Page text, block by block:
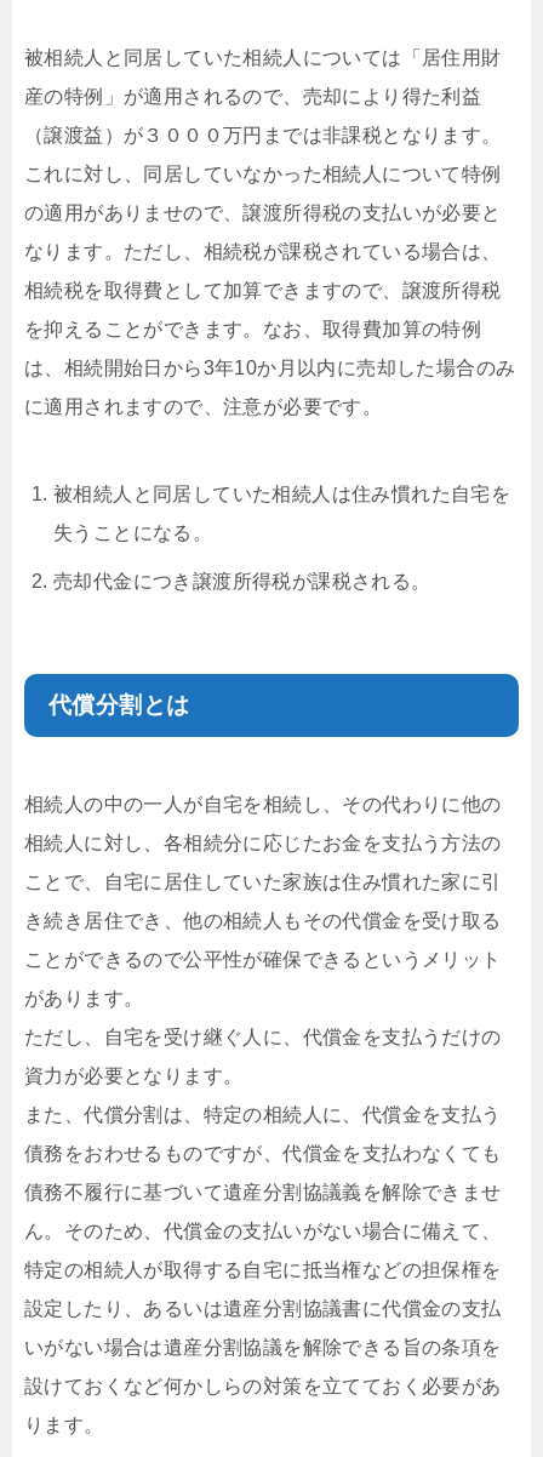
被相続人と同居していた相続人については「居住用財
産の特例」が適用されるので、売却により得た利益
（譲渡益）が３０００万円までは非課税となります。
これに対し、同居していなかった相続人について特例
の適用がありませので、譲渡所得税の支払いが必要と
なります。ただし、相続税が課税されている場合は、
相続税を取得費として加算できますので、譲渡所得税
を抑えることができます。なお、取得費加算の特例
は、相続開始日から3年10か月以内に売却した場合のみ
に適用されますので、注意が必要です。
被相続人と同居していた相続人は住み慣れた自宅を
失うことになる。
売却代金につき譲渡所得税が課税される。
代償分割とは
相続人の中の一人が自宅を相続し、その代わりに他の
相続人に対し、各相続分に応じたお金を支払う方法の
ことで、自宅に居住していた家族は住み慣れた家に引
き続き居住でき、他の相続人もその代償金を受け取る
ことができるので公平性が確保できるというメリット
があります。
ただし、自宅を受け継ぐ人に、代償金を支払うだけの
資力が必要となります。
また、代償分割は、特定の相続人に、代償金を支払う
債務をおわせるものですが、代償金を支払わなくても
債務不履行に基づいて遺産分割協議義を解除できませ
ん。そのため、代償金の支払いがない場合に備えて、
特定の相続人が取得する自宅に抵当権などの担保権を
設定したり、あるいは遺産分割協議書に代償金の支払
いがない場合は遺産分割協議を解除できる旨の条項を
設けておくなど何かしらの対策を立てておく必要があ
ります。